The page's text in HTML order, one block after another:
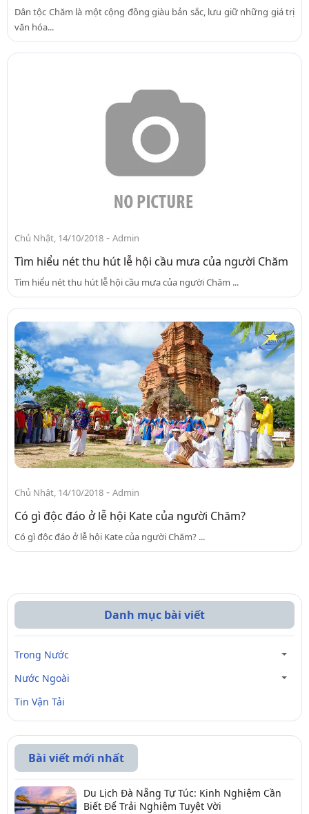
Dân tộc Chăm là một cộng đồng giàu bản sắc, lưu giữ những giá trị
văn hóa...
Chủ Nhật, 14/10/2018 - Admin
Tìm hiểu nét thu hút lễ hội cầu mưa của người Chăm
Tìm hiểu nét thu hút lễ hội cầu mưa của người Chăm ...
Chủ Nhật, 14/10/2018 - Admin
Có gì độc đáo ở lễ hội Kate của người Chăm?
Có gì độc đáo ở lễ hội Kate của người Chăm? ...
Danh mục bài viết
Trong Nước
Nước Ngoài
Tin Vận Tải
Bài viết mới nhất
Du Lịch Đà Nẵng Tự Túc: Kinh Nghiệm Cần
Biết Để Trải Nghiệm Tuyệt Vời